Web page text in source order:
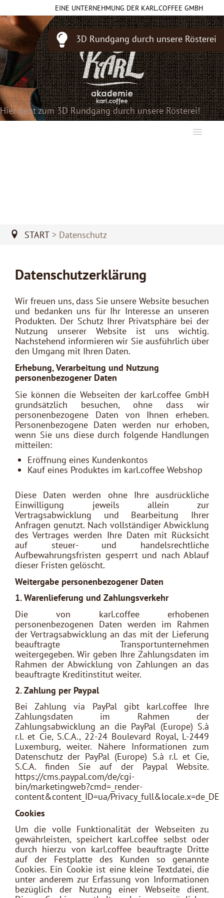
EINE UNTERNEHMUNG DER KARL.COFFEE GMBH
3D Rundgang durch unsere Rösterei
Hier geht zum 3D Rundgang durch unsere Rösterei!
START Datenschutz
Datenschutzerklärung
Wir freuen uns, dass Sie unsere Website besuchen
und bedanken uns für Ihr Interesse an unseren
Produkten. Der Schutz Ihrer Privatsphäre bei der
Nutzung unserer Website ist uns wichtig.
Nachstehend informieren wir Sie ausführlich über
den Umgang mit Ihren Daten.
Erhebung, Verarbeitung und Nutzung
personenbezogener Daten
Sie können die Webseiten der karl.coffee GmbH
grundsätzlich besuchen, ohne dass wir
personenbezogene Daten von Ihnen erheben.
Personenbezogene Daten werden nur erhoben,
wenn Sie uns diese durch folgende Handlungen
mitteilen:
Eröffnung eines Kundenkontos
Kauf eines Produktes im karl.coffee Webshop
Diese Daten werden ohne Ihre ausdrückliche
Einwilligung jeweils allein zur
Vertragsabwicklung und Bearbeitung Ihrer
Anfragen genutzt. Nach vollständiger Abwicklung
des Vertrages werden Ihre Daten mit Rücksicht
auf steuer- und handelsrechtliche
Aufbewahrungsfristen gesperrt und nach Ablauf
dieser Fristen gelöscht.
Weitergabe personenbezogener Daten
1. Warenlieferung und Zahlungsverkehr
Die von karl.coffee erhobenen
personenbezogenen Daten werden im Rahmen
der Vertragsabwicklung an das mit der Lieferung
beauftragte Transportunternehmen
weitergegeben. Wir geben Ihre Zahlungsdaten im
Rahmen der Abwicklung von Zahlungen an das
beauftragte Kreditinstitut weiter.
2. Zahlung per Paypal
Bei Zahlung via PayPal gibt karl.coffee Ihre
Zahlungsdaten im Rahmen der
Zahlungsabwicklung an die PayPal (Europe) S.à
r.l. et Cie, S.C.A., 22-24 Boulevard Royal, L-2449
Luxemburg, weiter. Nähere Informationen zum
Datenschutz der PayPal (Europe) S.à r.l. et Cie,
S.C.A. finden Sie auf der Paypal Website.
https://cms.paypal.com/de/cgi-
bin/marketingweb?cmd=_render-
content&content_ID=ua/Privacy_full&locale.x=de_DE
Cookies
Um die volle Funktionalität der Webseiten zu
gewährleisten, speichert karl.coffee selbst oder
durch hierzu von karl.coffee beauftragte Dritte
auf der Festplatte des Kunden so genannte
Cookies. Ein Cookie ist eine kleine Textdatei, die
unter anderem zur Erfassung von Informationen
bezüglich der Nutzung einer Webseite dient.